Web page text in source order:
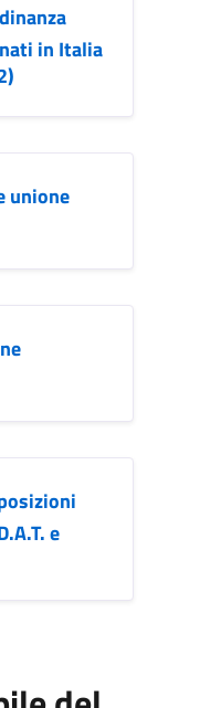
in Italia
unione
e